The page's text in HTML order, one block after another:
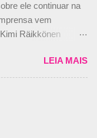
Bruno Senna em
uma oferta
“Mas depois de ter
dizendo ainda que
do tricampeão
piloto, rápido e
que a suposta
ele continuar na
vem
Räikkönen
so that’s
#Kimi7 #EifelGP
— Kimi
há tantos anos na
🙌 Over to you,
LEIA MAIS